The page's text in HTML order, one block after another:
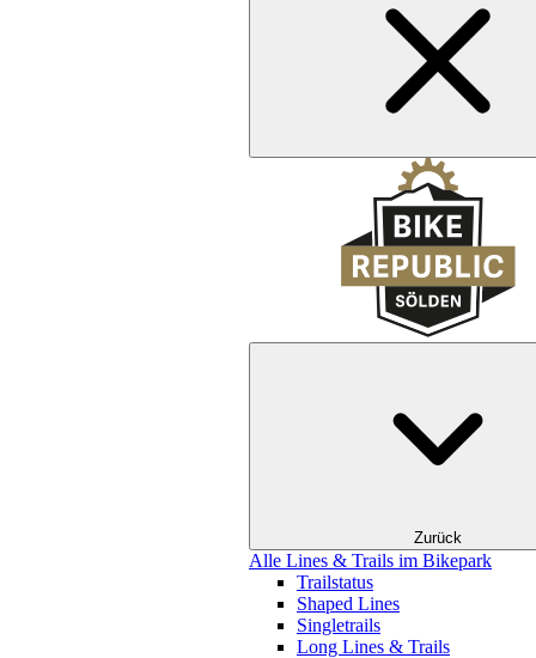
Zurück
Alle Lines & Trails im Bikepark
Trailstatus
Shaped Lines
Singletrails
Long Lines & Trails